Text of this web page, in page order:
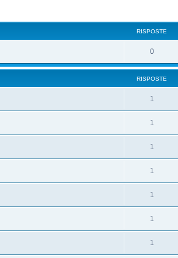
RISPOSTE
0
RISPOSTE
1
1
1
1
1
1
1